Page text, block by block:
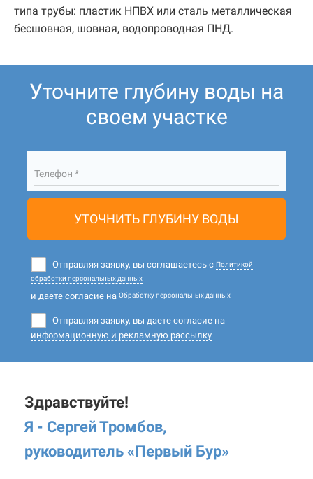
типа трубы: пластик НПВХ или сталь металлическая
бесшовная, шовная, водопроводная ПНД.
Уточните глубину воды на
своем участке
Телефон *
УТОЧНИТЬ ГЛУБИНУ ВОДЫ
Отправляя заявку, вы соглашаетесь с Политикой
обработки персональных данных
и даете согласие на Обработку персональных данных
Отправляя заявку, вы даете согласие на
информационную и рекламную рассылку
Здравствуйте!
Я - Сергей Тромбов,
руководитель «Первый Бур»